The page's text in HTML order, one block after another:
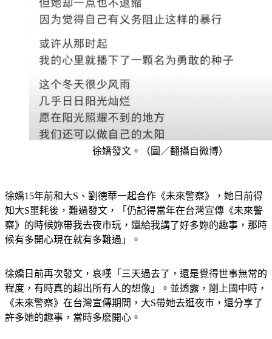
徐嬌發文。（圖／翻攝自微博）
徐嬌15年前和大S、劉德華一起合作《未來警察》，她日前得
知大S噩耗後，難過發文，「仍記得當年在台灣宣傳《未來警
察》的時候妳帶我去夜市玩，還給我講了好多妳的趣事，那時
候有多開心現在就有多難過」。
徐嬌日前再次發文，哀嘆「三天過去了，還是覺得世事無常的
程度，有時真的超出所有人的想像」。並透露，剛上國中時，
《未來警察》在台灣宣傳期間，大S帶她去逛夜市，還分享了
許多她的趣事，當時多麽開心。